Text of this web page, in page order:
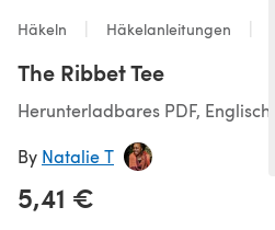
Häkeln Häkelanleitungen
The Ribbet Tee
Herunterladbares PDF, Englisch
By Natalie T
5,41 €